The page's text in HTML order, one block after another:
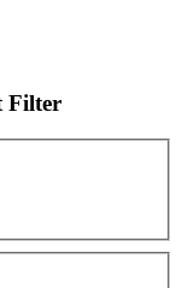
Filter